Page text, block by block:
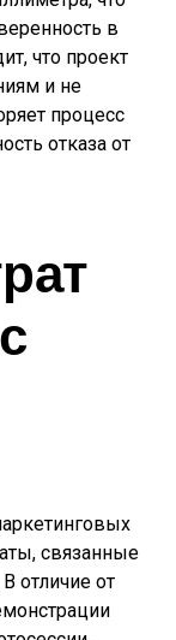
в
что проект
и не
процесс
отказа от
связанные
отличие от